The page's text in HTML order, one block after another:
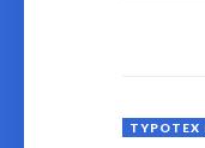
TYPOTEX